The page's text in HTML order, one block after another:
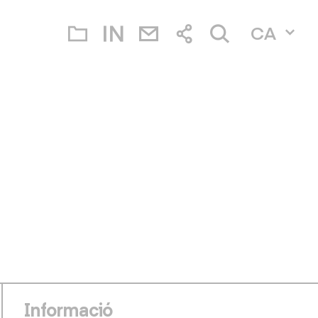
CA
Informació